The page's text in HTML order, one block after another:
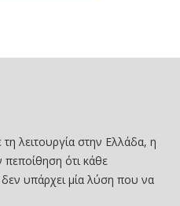
λειτουργία στην Ελλάδα, η
πεποίθηση ότι κάθε
δεν υπάρχει μία λύση που να